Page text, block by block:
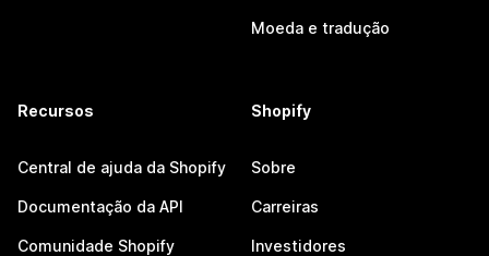
Moeda e tradução
Recursos
Central de ajuda da Shopify
Documentação da API
Comunidade Shopify
Shopify
Sobre
Carreiras
Investidores